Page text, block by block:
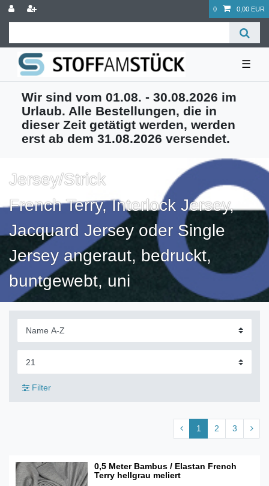
0 0,00 EUR
☰
Wir sind vom 01.08. - 30.08.2026 im
Urlaub. Alle Bestellungen, die in
dieser Zeit getätigt werden, werden
erst ab dem 31.08.2026 versendet.
Jersey/Strick
French Terry, Interlock Jersey,
Jacquard Jersey oder Single
Jersey angeraut, bedruckt,
buntgewebt, uni
Filter
1 2 3
0,5 Meter Bambus / Elastan French
Terry hellgrau meliert